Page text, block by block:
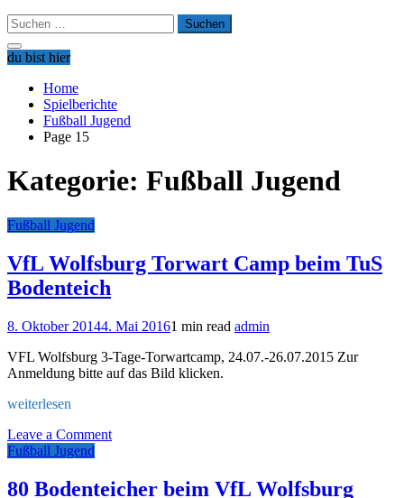
Suchen
nach:
du bist hier
Home
Spielberichte
Fußball Jugend
Page 15
Kategorie: Fußball Jugend
Fußball Jugend
VfL Wolfsburg Torwart Camp beim TuS
Bodenteich
8. Oktober 20144. Mai 20161 min read admin
VFL Wolfsburg 3-Tage-Torwartcamp, 24.07.-26.07.2015 Zur
Anmeldung bitte auf das Bild klicken.
weiterlesen
Leave a Commenton
Torwart
Fußball Jugend
80 Bodenteicher beim VfL Wolfsburg